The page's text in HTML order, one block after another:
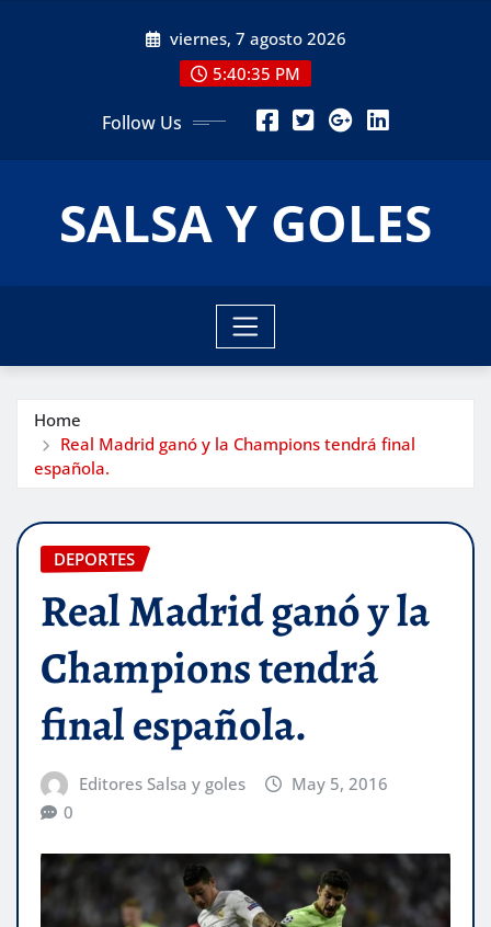
viernes, 7 agosto 2026
5:40:36 PM
Follow Us
SALSA Y GOLES
Home
Real Madrid ganó y la Champions tendrá final
española.
DEPORTES
Real Madrid ganó y la
Champions tendrá
final española.
Editores Salsa y goles
May 5, 2016
0